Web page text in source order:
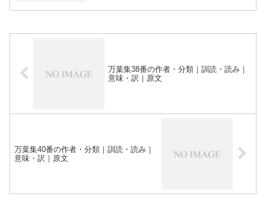
万葉集38番の作者・分類｜訓読・読み｜
意味・訳｜原文
万葉集40番の作者・分類｜訓読・読み｜
意味・訳｜原文